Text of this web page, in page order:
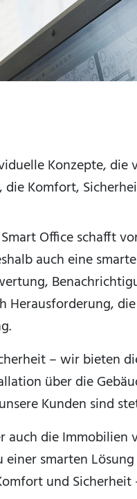
Konzepte,
Komfort,
Office schafft
auch eine
Herausforderung,
– wir bieten
über die
Kunden sind
die
smarten
und